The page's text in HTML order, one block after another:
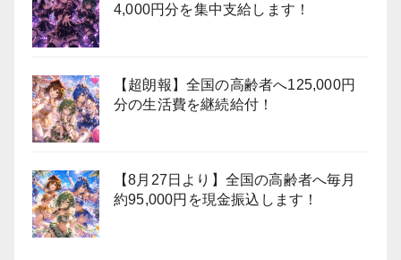
4,000円分を集中支給します！
【超朗報】全国の高齢者へ125,000円
分の生活費を継続給付！
【8月27日より】全国の高齢者へ毎月
約95,000円を現金振込します！